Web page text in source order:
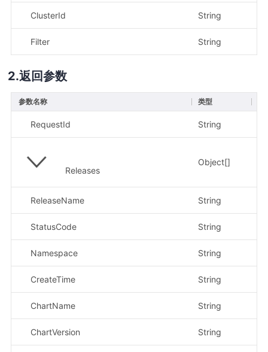
ClusterId String
Filter String
返回参数
参数名称 类型
RequestId String
Releases
Object[]
ReleaseName String
StatusCode String
Namespace String
CreateTime String
ChartName String
ChartVersion String